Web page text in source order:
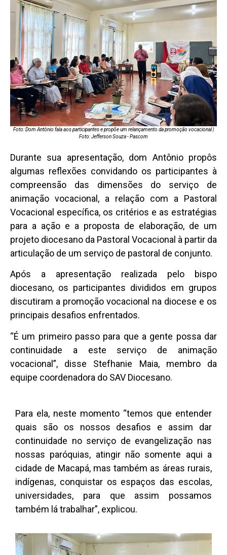
Foto: Dom Antônio fala aos participantes e propõe um relançamento da promoção vocacional |
Foto: Jefferson Souza - Pascom
Durante sua apresentação, dom Antônio propôs
algumas reflexões convidando os participantes à
compreensão das dimensões do serviço de
animação vocacional, a relação com a Pastoral
Vocacional específica, os critérios e as estratégias
para a ação e a proposta de elaboração, de um
projeto diocesano da Pastoral Vocacional à partir da
articulação de um serviço de pastoral de conjunto.
Após a apresentação realizada pelo bispo
diocesano, os participantes divididos em grupos
discutiram a promoção vocacional na diocese e os
principais desafios enfrentados.
“É um primeiro passo para que a gente possa dar
continuidade a este serviço de animação
vocacional”, disse Stefhanie Maia, membro da
equipe coordenadora do SAV Diocesano.
Para ela, neste momento “temos que entender
quais são os nossos desafios e assim dar
continuidade no serviço de evangelização nas
nossas paróquias, atingir não somente aqui a
cidade de Macapá, mas também as áreas rurais,
indígenas, conquistar os espaços das escolas,
universidades, para que assim possamos
também lá trabalhar”, explicou.